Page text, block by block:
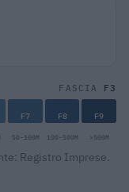
FASCIA F3
F7 F8 F9
50-100M 100-500M >500M
Registro Imprese.